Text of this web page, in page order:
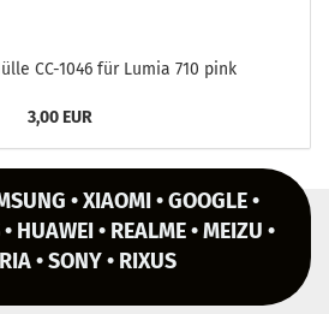
CC-​1046 für Lumia 710 pink
3,00 EUR
• XIAOMI • GOOGLE •
HUAWEI • REALME • MEIZU •
• SONY • RIXUS